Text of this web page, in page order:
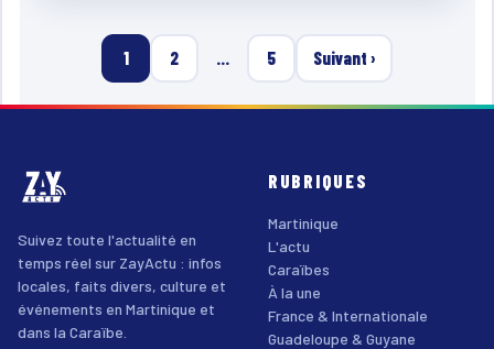
1 2 … 5 Suivant ›
Suivez toute l'actualité en
temps réel sur ZayActu : infos
locales, faits divers, culture et
événements en Martinique et
dans la Caraïbe.
RUBRIQUES
Martinique
L'actu
Caraïbes
À la une
France & Internationale
Guadeloupe & Guyane